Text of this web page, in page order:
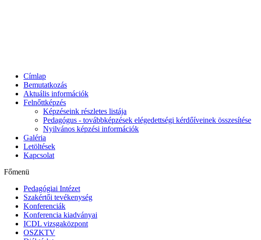
Címlap
Bemutatkozás
Aktuális információk
Felnőttképzés
Képzéseink részletes listája
Pedagógus - továbbképzések elégedettségi kérdőíveinek összesítése
Nyilvános képzési információk
Galéria
Letöltések
Kapcsolat
Főmenü
Pedagógiai Intézet
Szakértői tevékenység
Konferenciák
Konferencia kiadványai
ICDL vizsgaközpont
OSZKTV